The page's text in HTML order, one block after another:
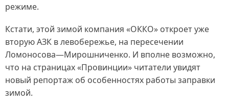
режиме.
Кстати, этой зимой компания «ОККО» откроет уже
вторую АЗК в левобережье, на пересечении
Ломоносова—Мирошниченко. И вполне возможно,
что на страницах «Провинции» читатели увидят
новый репортаж об особенностях работы заправки
зимой.